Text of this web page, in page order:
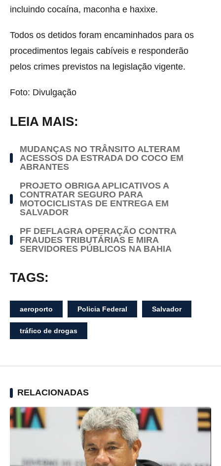
incluindo cocaína, maconha e haxixe.
Todos os detidos foram encaminhados para os
procedimentos legais cabíveis e responderão
pelos crimes previstos na legislação vigente.
Foto: Divulgação
LEIA MAIS:
MUDANÇAS NO TRÂNSITO ALTERAM
ACESSOS DA ESTRADA DO COCO EM
ABRANTES
PROJETO OBRIGA APLICATIVOS A
CONTRATAR SEGURO PARA
MOTOCICLISTAS DE ENTREGA EM
SALVADOR
PF DEFLAGRA OPERAÇÃO CONTRA
FRAUDES TRIBUTÁRIAS E MIRA
SERVIDORES PÚBLICOS NA BAHIA
TAGS:
aeroporto Policia Federal Salvador
tráfico de drogas
RELACIONADAS